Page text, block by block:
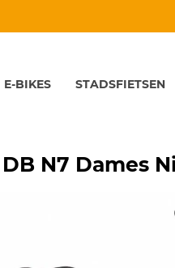
E-BIKES STADSFIETSEN
N7 Dames